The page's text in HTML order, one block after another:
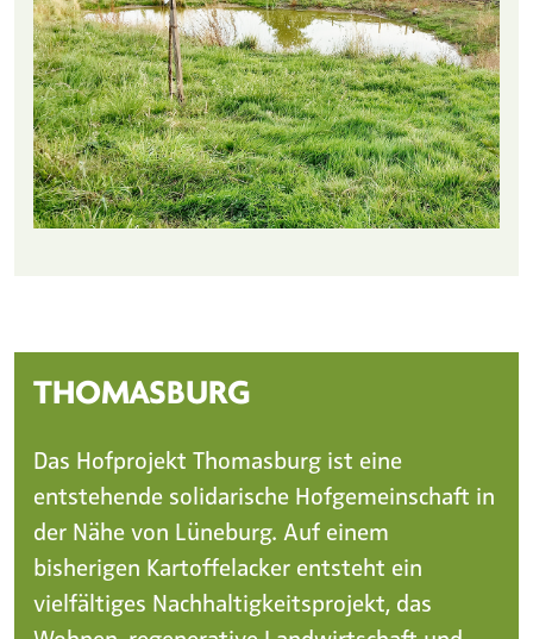
THOMASBURG
Das Hofprojekt Thomasburg ist eine
entstehende solidarische Hofgemeinschaft in
der Nähe von Lüneburg. Auf einem
bisherigen Kartoffelacker entsteht ein
vielfältiges Nachhaltigkeitsprojekt, das